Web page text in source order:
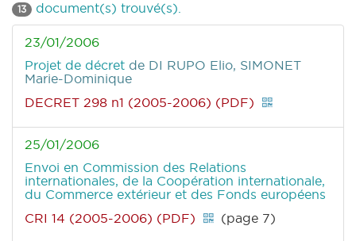
13 document(s) trouvé(s).
23/01/2006
Projet de décret de DI RUPO Elio, SIMONET
Marie-Dominique
DECRET 298 n1 (2005-2006) (PDF)
25/01/2006
Envoi en Commission des Relations
internationales, de la Coopération internationale,
du Commerce extérieur et des Fonds européens
CRI 14 (2005-2006) (PDF)
(page 7)